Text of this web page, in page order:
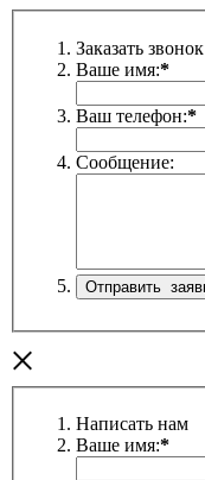
Заказать звонок
Ваше имя:*
Ваш телефон:*
Сообщение:
×
Написать нам
Ваше имя:*